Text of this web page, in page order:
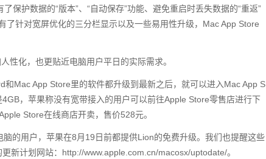
保护数据的“版本”、“自动保存”功能、避免重启时丢失数据的“重返”
了针对宽屏优化的三分栏显示以及一些易用性升级，Mac App Store
性化，也更贴近电脑用户平日的实际需求。
Mac App Store里的软件都升级到最新之后，就可以进入Mac App S
，苹果称没有宽带接入的用户可以前往Apple Store零售店进行下
Store在线商店开卖，售价528元。
的用户，苹果在8月19日前都提供Lion的免费升级。我们也提醒这些
新计划网站：http://www.apple.com.cn/macosx/uptodate/。